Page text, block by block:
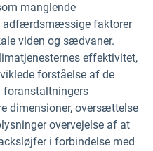
manglende
adfærdsmæssige faktorer
viden og sædvaner.
effektivitet,
forståelse af de
foranstaltningers
dimensioner, oversættelse
overvejelse af at
i forbindelse med